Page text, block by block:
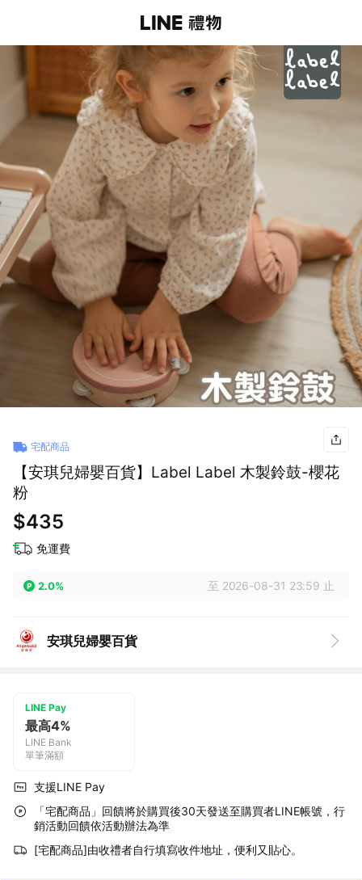
宅配商品
【安琪兒婦嬰百貨】Label Label 木製鈴鼓-櫻花
粉
$435
免運費
2.0% 至 2026-08-31 23:59 止
安琪兒婦嬰百貨
LINE Pay
最高4%
LINE Bank
單筆滿額
支援LINE Pay
「宅配商品」回饋將於購買後30天發送至購買者LINE帳號，行
銷活動回饋依活動辦法為準
[宅配商品]由收禮者自行填寫收件地址，便利又貼心。